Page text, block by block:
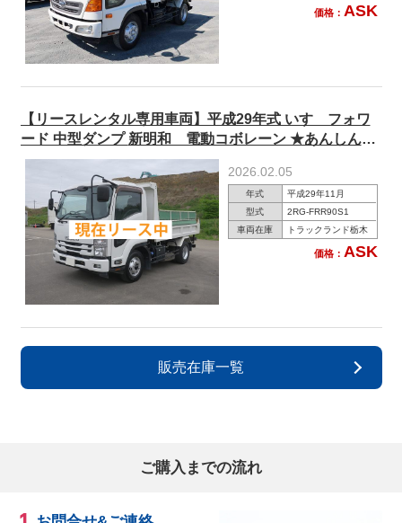
価格： ASK
【リースレンタル専用車両】平成29年式 いすゞフォワ
ード 中型ダンプ 新明和 電動コボレーン ★あんしん車
検パック施工済み！★
2026.02.05
年式
平成29年11月
型式
2RG-FRR90S1
車両在庫
トラックランド栃木
価格： ASK
販売在庫一覧
ご購入までの流れ